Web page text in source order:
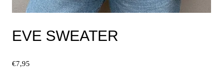
EVE SWEATER
€7,95